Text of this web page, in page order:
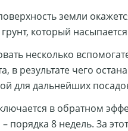
земли
который
несколько
в результате чего
для дальнейших
в обратном
8 недель. За